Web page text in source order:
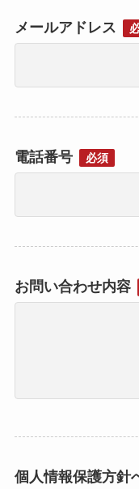
メールアドレス
電話番号 必須
お問い合わせ内容
個人情報保護方針